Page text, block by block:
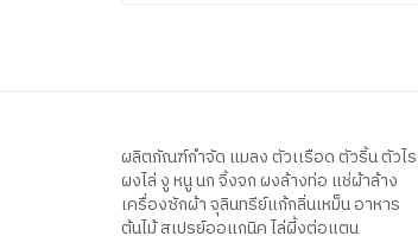
ผลิตภัณฑ์กำจัด แมลง ตัวเเรือด ตัวริ้น ตัวไร
ผงไล่ งู หนู นก จิ้งจก ผงล้างท่อ แช่ผ้าล้าง
เครื่องซักผ้า จุลินทรีย์แก้กลิ่นเหม็น อาหาร
ต้นไม้ สเปรย์ออแกนิค ไล่ผี้งต่อแตน